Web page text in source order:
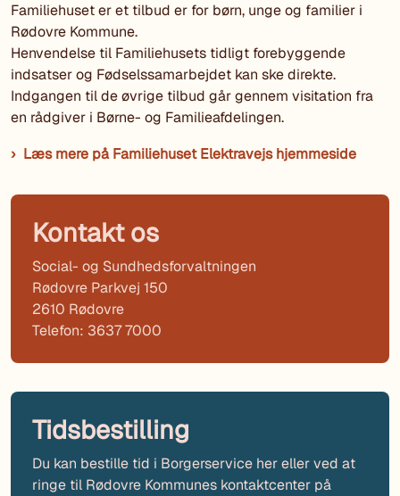
Familiehuset er et tilbud er for børn, unge og familier i
Rødovre Kommune.
Henvendelse til Familiehusets tidligt forebyggende
indsatser og Fødselssamarbejdet kan ske direkte.
Indgangen til de øvrige tilbud går gennem visitation fra
en rådgiver i Børne- og Familieafdelingen.
Læs mere på Familiehuset Elektravejs hjemmeside
Kontakt os
Social- og Sundhedsforvaltningen
Rødovre Parkvej 150
2610 Rødovre
Telefon: 3637 7000
Tidsbestilling
Du kan bestille tid i Borgerservice her eller ved at
ringe til Rødovre Kommunes kontaktcenter på